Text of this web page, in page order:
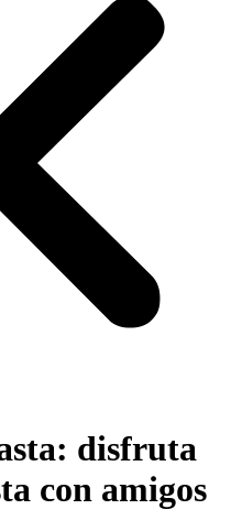
disfruta
con amigos